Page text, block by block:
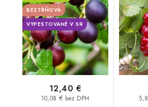
BEZTŔŇOVÁ
VYPESTOVANÉ V SR
10,08 € bez DPH
12,40 €